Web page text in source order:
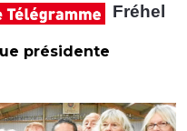
Fréhel
présidente